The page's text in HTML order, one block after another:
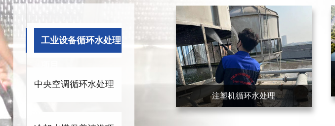
工业设备循环水处理
中央空调循环水处理
注塑机循环水处理